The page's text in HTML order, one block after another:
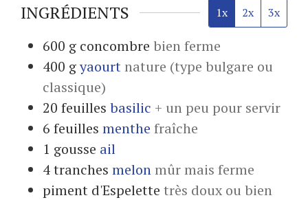
INGRÉDIENTS 1x 2x 3x
600 g concombre bien ferme
400 gyaourtnature (type bulgare ou
classique)
20 feuilles basilic + un peu pour servir
6 feuilles menthe fraîche
1 gousse ail
4tranches melonmûr mais ferme
piment d'Espelette très doux ou bien